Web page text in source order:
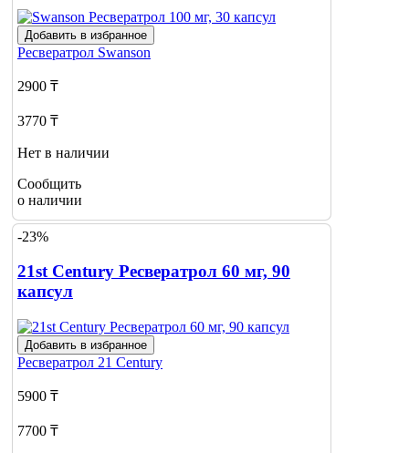
Добавить в избранное
Ресвератрол Swanson
2900 ₸
3770 ₸
Нет в наличии
Сообщить
о наличии
-23%
21st Century Ресвератрол 60 мг, 90
капсул
Добавить в избранное
Ресвератрол 21 Century
5900 ₸
7700 ₸